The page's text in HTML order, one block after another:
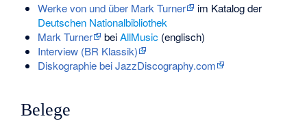
Werke von und über Mark Turner
im Katalog der
Deutschen Nationalbibliothek
Mark Turner
beiAllMusic(englisch)
Interview (BR Klassik)
Diskographie bei JazzDiscography.com
Belege